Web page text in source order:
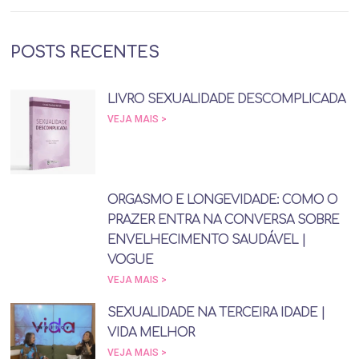
POSTS RECENTES
LIVRO SEXUALIDADE DESCOMPLICADA
VEJA MAIS >
ORGASMO E LONGEVIDADE: COMO O
PRAZER ENTRA NA CONVERSA SOBRE
ENVELHECIMENTO SAUDÁVEL |
VOGUE
VEJA MAIS >
SEXUALIDADE NA TERCEIRA IDADE |
VIDA MELHOR
VEJA MAIS >